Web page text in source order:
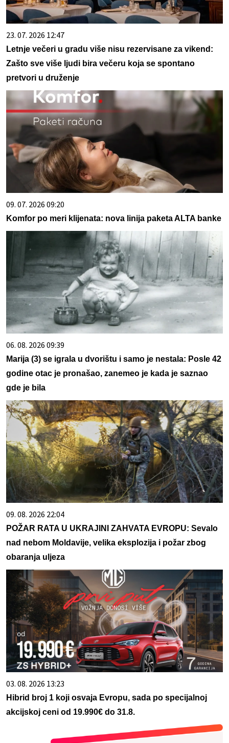
23. 07. 2026 12:47
Letnje večeri u gradu više nisu rezervisane za vikend:
Zašto sve više ljudi bira večeru koja se spontano
pretvori u druženje
09. 07. 2026 09:20
Komfor po meri klijenata: nova linija paketa ALTA banke
06. 08. 2026 09:39
Marija (3) se igrala u dvorištu i samo je nestala: Posle 42
godine otac je pronašao, zanemeo je kada je saznao
gde je bila
09. 08. 2026 22:04
POŽAR RATA U UKRAJINI ZAHVATA EVROPU: Sevalo
nad nebom Moldavije, velika eksplozija i požar zbog
obaranja uljeza
03. 08. 2026 13:23
Hibrid broj 1 koji osvaja Evropu, sada po specijalnoj
akcijskoj ceni od 19.990€ do 31.8.